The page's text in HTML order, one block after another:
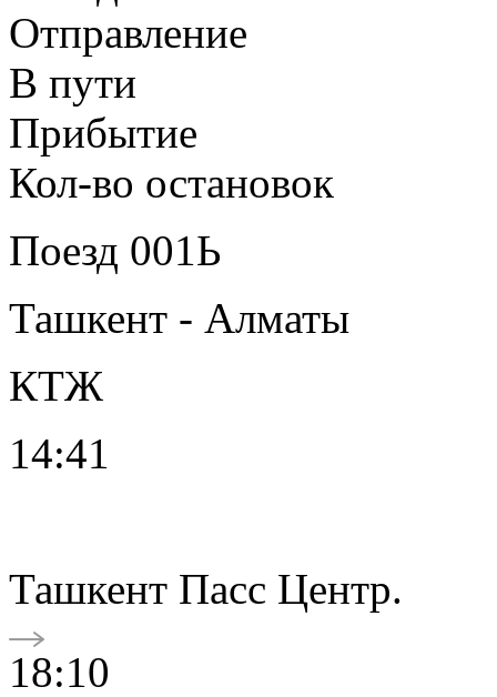
Отправление
В пути
Прибытие
Кол-во остановок
Поезд 001Ь
Ташкент - Алматы
КТЖ
14:41
Ташкент Пасс Центр.
18:10